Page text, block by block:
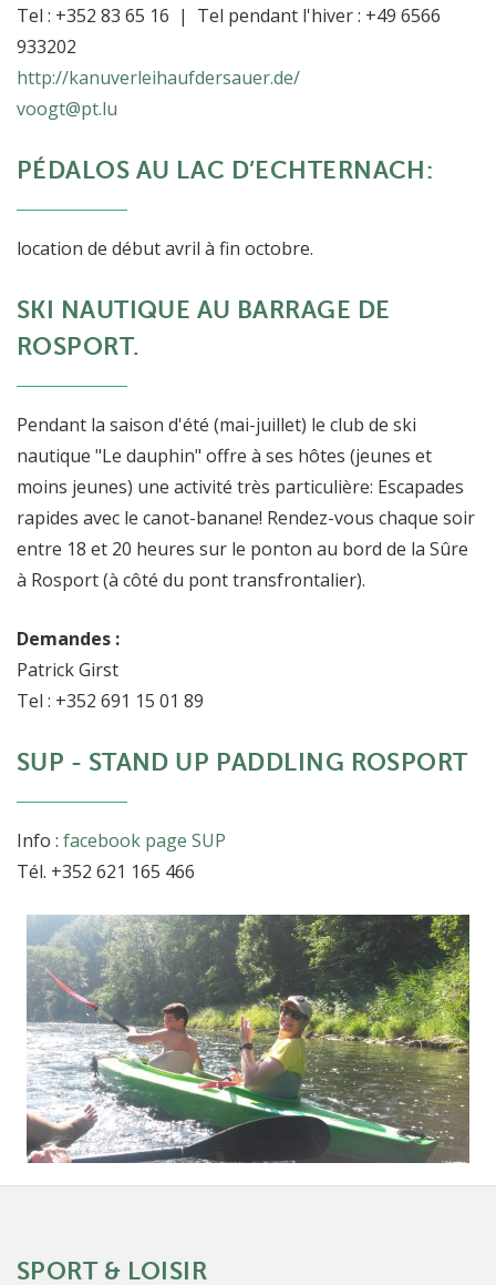
Tel : +352 83 65 16 | Tel pendant l'hiver : +49 6566
933202
http://kanuverleihaufdersauer.de/
voogt@pt.lu
PÉDALOS AU LAC D’ECHTERNACH:
location de début avril à fin octobre.
SKI NAUTIQUE AU BARRAGE DE
ROSPORT.
Pendant la saison d'été (mai-juillet) le club de ski
nautique "Le dauphin" offre à ses hôtes (jeunes et
moins jeunes) une activité très particulière: Escapades
rapides avec le canot-banane! Rendez-vous chaque soir
entre 18 et 20 heures sur le ponton au bord de la Sûre
à Rosport (à côté du pont transfrontalier).
Demandes :
Patrick Girst
Tel : +352 691 15 01 89
SUP - STAND UP PADDLING ROSPORT
Info : facebook page SUP
Tél. +352 621 165 466
SPORT & LOISIR